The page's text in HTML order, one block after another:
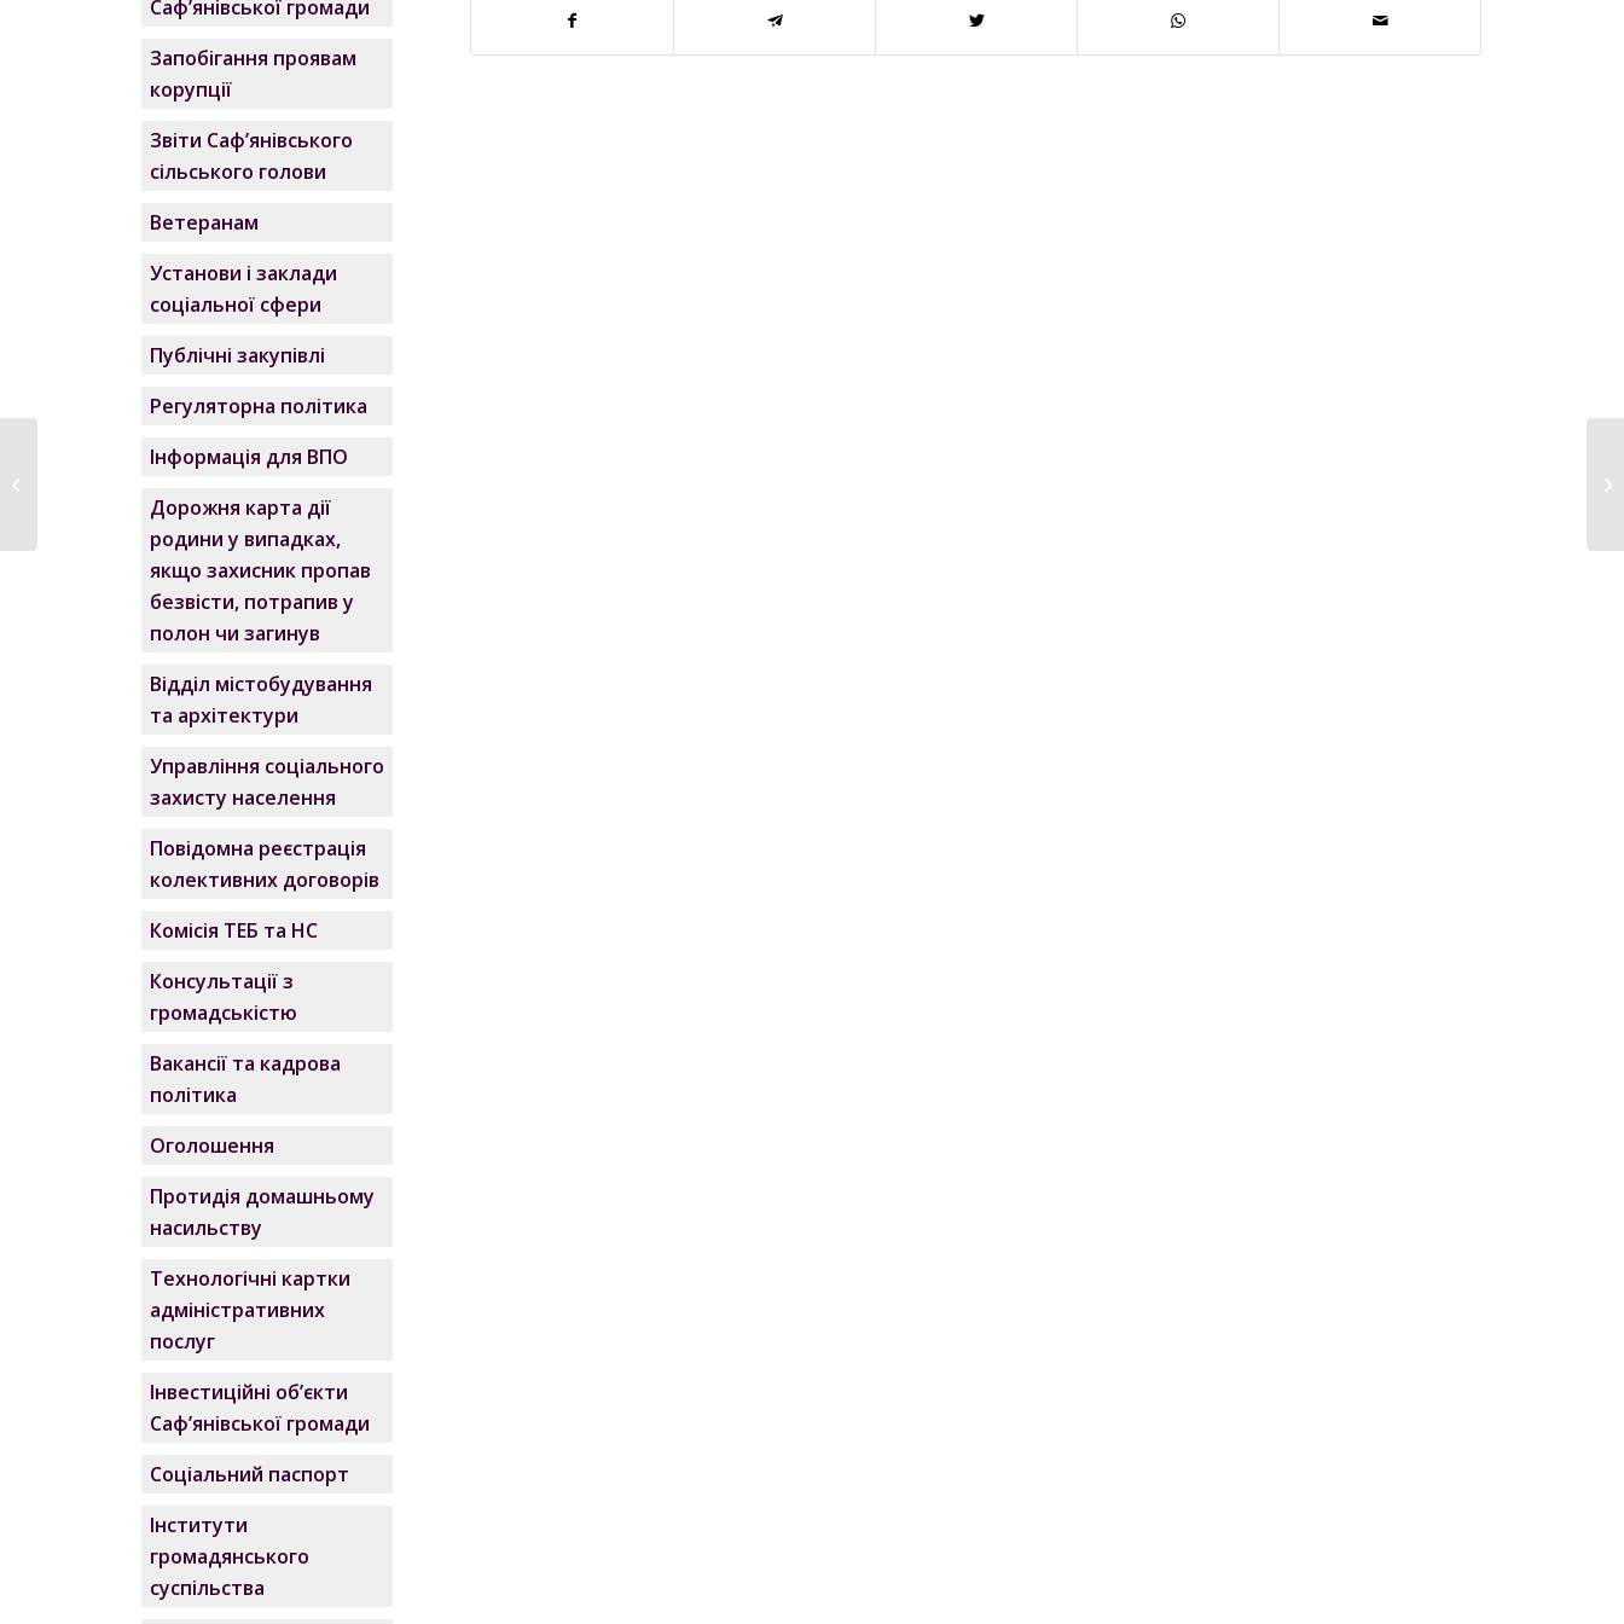
Саф’янівської громади
Запобігання проявам
корупції
Звіти Саф’янівського
сільського голови
Ветеранам
Установи і заклади
соціальної сфери
Публічні закупівлі
Регуляторна політика
Інформація для ВПО
Дорожня карта дії
родини у випадках,
якщо захисник пропав
безвісти, потрапив у
полон чи загинув
Відділ містобудування
та архітектури
Управління соціального
захисту населення
Повідомна реєстрація
колективних договорів
Комісія ТЕБ та НС
Консультації з
громадськістю
Вакансії та кадрова
політика
Оголошення
Протидія домашньому
насильству
Технологічні картки
адміністративних
послуг
Інвестиційні об’єкти
Саф’янівської громади
Соціальний паспорт
Інститути
громадянського
суспільства
Паспорт бюджетної